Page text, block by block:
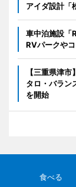
アイダ設計
車中泊施設「
RVパークや
【三重県津
タロ・バラン
を開始
食べる